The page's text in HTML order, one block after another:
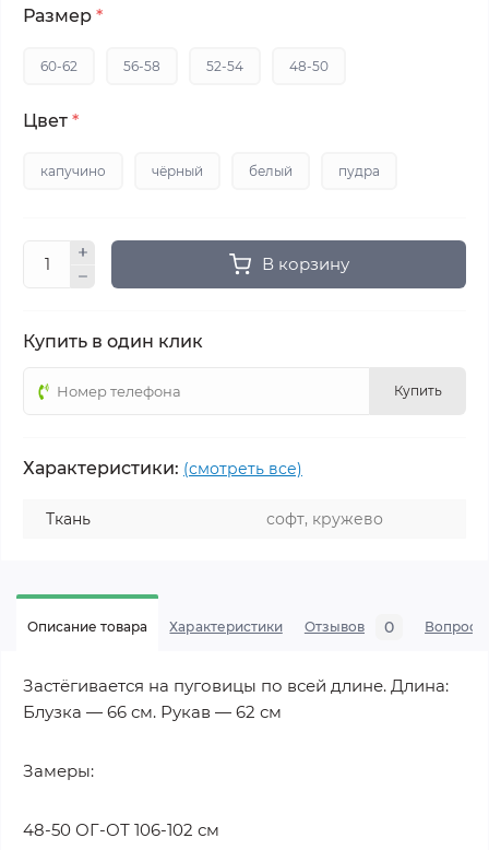
Размер *
60-62 56-58 52-54 48-50
Цвет *
капучино чёрный белый пудра
В корзину
Купить в один клик
Купить
Характеристики: (смотреть все)
Ткань софт, кружево
Описание товара Характеристики Отзывов 0 Вопросы
Застёгивается на пуговицы по всей длине. Длина:
Блузка — 66 см. Рукав — 62 см
Замеры:
48-50 ОГ-ОТ 106-102 см